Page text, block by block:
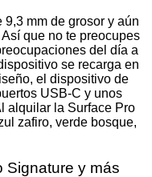
mm de grosor y aún
que no te preocupes
del día a
se recarga en
el dispositivo de
USB-C y unos
alquilar la Surface Pro
zafiro, verde bosque,
Signature y más